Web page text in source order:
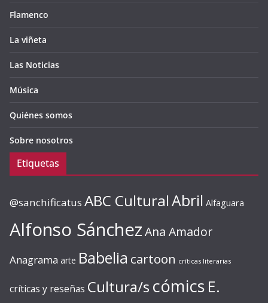
Flamenco
La viñeta
Las Noticias
Música
Quiénes somos
Sobre nosotros
Etiquetas
@sanchificatus ABC CulturalAbril Alfaguara
Alfonso SánchezAna Amador
Anagrama arte Babelia cartoon críticas literarias
críticas y reseñas Cultura/s cómics E.